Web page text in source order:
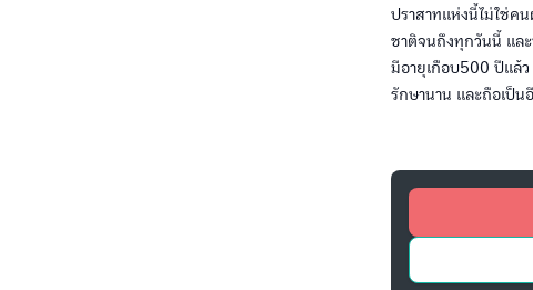
ปราสาทแห่งนี้ไม่ใช่ค
ชาติจนถึงทุกวันนี้ และ
มีอายุเกือบ500 ปีแล้ว
รักษานาน และถือเป็